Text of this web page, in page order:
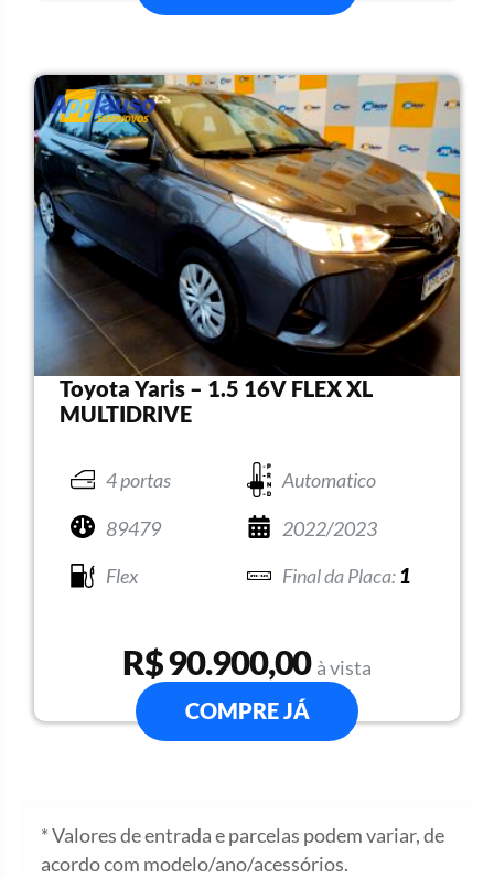
Toyota Yaris – 1.5 16V FLEX XL
MULTIDRIVE
4 portas
Automatico
89479
2022/2023
Flex
1
R$ 90.900,00 à vista
COMPRE JÁ
* Valores de entrada e parcelas podem variar, de
acordo com modelo/ano/acessórios.